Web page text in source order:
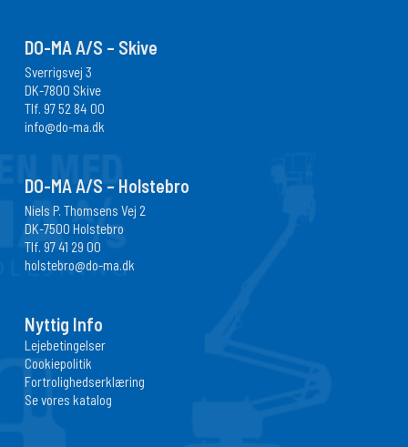
DO-MA A/S – Skive
Sverrigsvej 3
DK-7800 Skive
Tlf. 97 52 84 00
info@do-ma.dk
DO-MA A/S – Holstebro
Niels P. Thomsens Vej 2
DK-7500 Holstebro
Tlf. 97 41 29 00
holstebro@do-ma.dk
Nyttig Info
Lejebetingelser
Cookiepolitik
Fortrolighedserklæring
Se vores katalog